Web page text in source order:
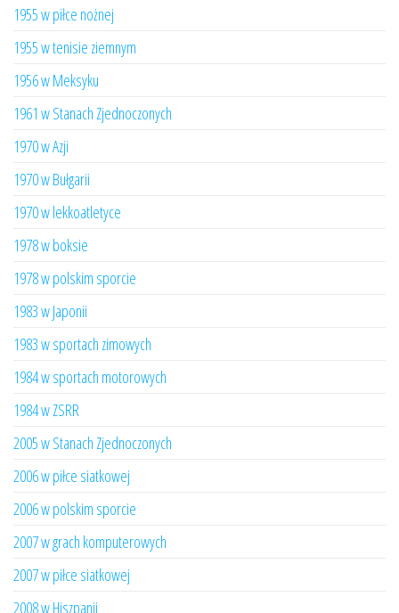
1955 w piłce nożnej
1955 w tenisie ziemnym
1956 w Meksyku
1961 w Stanach Zjednoczonych
1970 w Azji
1970 w Bułgarii
1970 w lekkoatletyce
1978 w boksie
1978 w polskim sporcie
1983 w Japonii
1983 w sportach zimowych
1984 w sportach motorowych
1984 w ZSRR
2005 w Stanach Zjednoczonych
2006 w piłce siatkowej
2006 w polskim sporcie
2007 w grach komputerowych
2007 w piłce siatkowej
2008 w Hiszpanii